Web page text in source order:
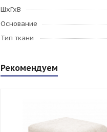
ШхГхВ
Основание
Тип ткани
Рекомендуем